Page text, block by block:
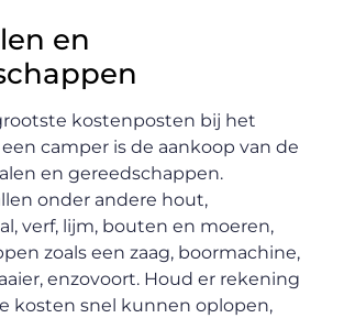
en
kostenposten bij het
camper is de aankoop van de
en gereedschappen.
onder andere hout,
verf, lijm, bouten en moeren,
zoals een zaag, boormachine,
enzovoort. Houd er rekening
kosten snel kunnen oplopen,